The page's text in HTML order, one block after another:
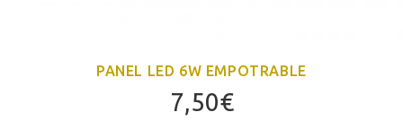
PANEL LED 6W EMPOTRABLE
7,50€